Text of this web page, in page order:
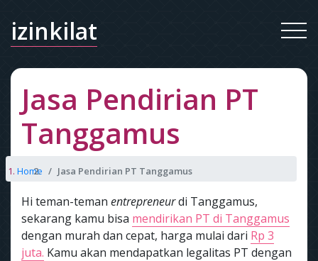
izinkilat
Jasa Pendirian PT
Tanggamus
Home Jasa Pendirian PT Tanggamus
Hi teman-teman entrepreneurdi Tanggamus,
sekarang kamu bisa mendirikan PT di Tanggamus
dengan murah dan cepat, harga mulai dari Rp 3
juta. Kamu akan mendapatkan legalitas PT dengan